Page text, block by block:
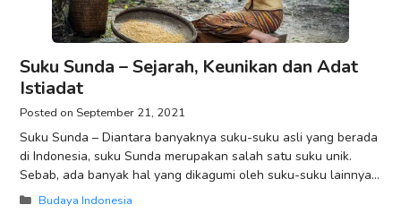
Suku Sunda – Sejarah, Keunikan dan Adat
Istiadat
September 21, 2021
Suku Sunda – Diantara banyaknya suku-suku asli yang berada
di Indonesia, suku Sunda merupakan salah satu suku unik.
Sebab, ada banyak hal yang dikagumi oleh suku-suku lainnya
jika kita membahas
Categories
Budaya Indonesia